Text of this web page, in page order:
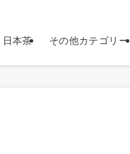
日本茶 その他カテゴリー